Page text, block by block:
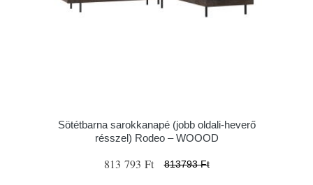
Sötétbarna sarokkanapé (jobb oldali-heverő
résszel) Rodeo – WOOOD
813 793 Ft 813793 Ft